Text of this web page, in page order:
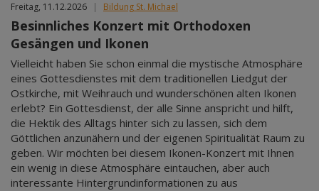
Freitag, 11.12.2026 | Bildung St. Michael
Besinnliches Konzert mit Orthodoxen
Gesängen und Ikonen
Vielleicht haben Sie schon einmal die mystische Atmosphäre
eines Gottesdienstes mit dem traditionellen Liedgut der
Ostkirche, mit Weihrauch und wunderschönen alten Ikonen
erlebt? Ein Gottesdienst, der alle Sinne anspricht und hilft,
die Hektik des Alltags hinter sich zu lassen, sich dem
Göttlichen anzunähern und der eigenen Spiritualität Raum zu
geben. Wir möchten bei diesem Ikonen-Konzert mit Ihnen
ein wenig in diese Atmosphäre eintauchen, aber auch
interessante Hintergrundinformationen zu aus